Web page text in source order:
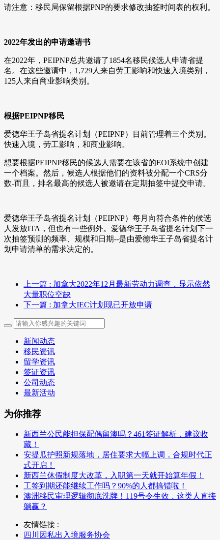
请注意：移民局保留根据PNP的要求修改抽签时间表的权利。
2022年发出的申请邀请书
在2022年，PEIPNP总共邀请了1854名移民候选人申请省提
名。在这些邀请中，1,729人来自劳工影响和快速入境类别，
125人来自商业影响类别。
根据PEIPNP移民
爱德华王子岛省提名计划（PEIPNP）目前管理着三个类别。
快速入境，劳工影响，和商业影响。
想要根据PEIPNP移民的候选人需要在该省的EOI系统中创建
一个档案。然后，候选人根据他们的资料被分配一个CRS分
数-而且，排名最高的候选人被邀请在定期抽签中提交申请。
爱德华王子岛省提名计划（PEIPNP）每月向符合条件的候选
人发放ITA，但也有一些例外。爱德华王子岛省提名计划下一
次抽签预测的频率、规模和日期--是由爱德华王子岛省提名计
划申请清单的需求决定的。
上一篇 : 加拿大2022年12月最新劳动力调查，显示依然
大量职位空缺
下一篇 : 加拿大IEC计划现已开放申请
新闻动态
移民资讯
留学资讯
签证资讯
公司动态
最新活动
为你推荐
新西兰公民能担保配偶留澳吗？461签证解析，建议收
藏！
安提瓜护照新规落地，居住要求大幅上调，合规时代正
式开启！
新西兰休假制度大改革，入职第一天就开始算年假！
工签到期还能继续工作吗？90%的人都搞错啦！
澳洲移民审理逻辑彻底洗牌！119号令生效，这类人直接
躺赢？
友情链接 :
四川因私出入境服务协会